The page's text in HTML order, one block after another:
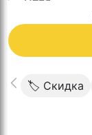
🏷 Скидка